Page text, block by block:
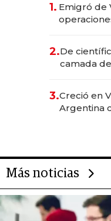
1. Emigró de
2.De
camada
3.Creció en
Argentina
Más noticias